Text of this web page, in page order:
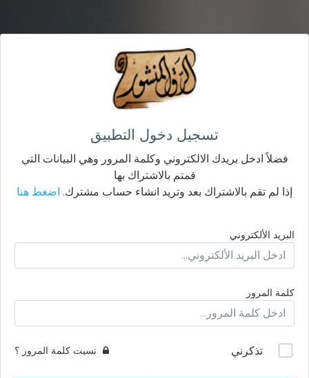
تسجيل دخول التطبيق
فضلاً ادخل بريدك الالكتروني وكلمة المرور وهي البيانات التي
قمتم بالاشتراك بها
إذا لم تقم بالاشتراك بعد وتريد انشاء حساب مشترك. اضغط هنا
البريد الألكتروني
كلمة المرور
تذكرني نسيت كلمة المرور ؟